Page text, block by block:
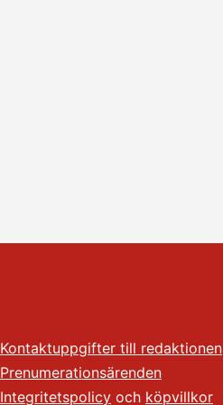
Kontaktuppgifter till redaktionen
Prenumerationsärenden
Integritetspolicy och köpvillkor